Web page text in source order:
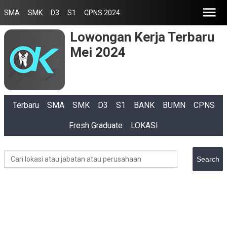
SMA SMK D3 S1 CPNS 2024
Lowongan Kerja Terbaru
Mei 2024
Terbaru SMA SMK D3 S1 BANK BUMN CPNS
Fresh Graduate LOKASI